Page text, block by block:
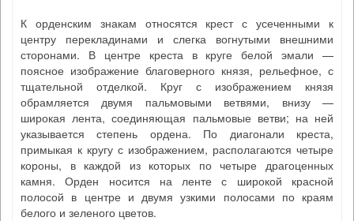
К орденским знакам относятся крест с усеченными к
центру перекладинами и слегка вогнутыми внешними
сторонами. В центре креста в круге белой эмали —
поясное изображение благоверного князя, рельефное, с
тщательной отделкой. Круг с изображением князя
обрамляется двумя пальмовыми ветвями, внизу —
широкая лента, соединяющая пальмовые ветви; на ней
указывается степень ордена. По диагонали креста,
примыкая к кругу с изображением, располагаются четыре
короны, в каждой из которых по четыре драгоценных
камня. Орден носится на ленте с широкой красной
полосой в центре и двумя узкими полосами по краям
белого и зеленого цветов.